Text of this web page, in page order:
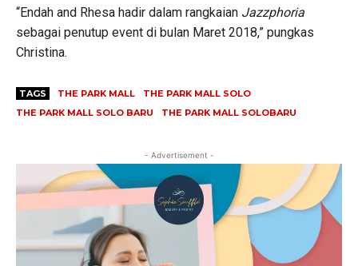
“Endah and Rhesa hadir dalam rangkaian Jazzphoria
sebagai penutup event di bulan Maret 2018,” pungkas
Christina.
TAGS THE PARK MALL
THE PARK MALL SOLO
THE PARK MALL SOLO BARU
THE PARK MALL SOLOBARU
- Advertisement -